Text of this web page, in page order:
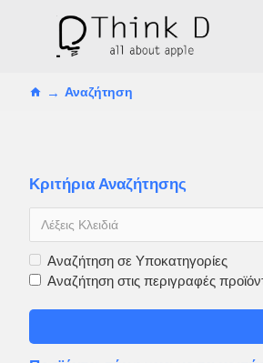
Αναζήτηση
Κριτήρια Αναζήτησης
Αναζήτηση σε Υποκατηγορίες
Αναζήτηση στις περιγραφές